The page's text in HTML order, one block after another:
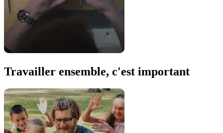
Travailler ensemble, c'est important